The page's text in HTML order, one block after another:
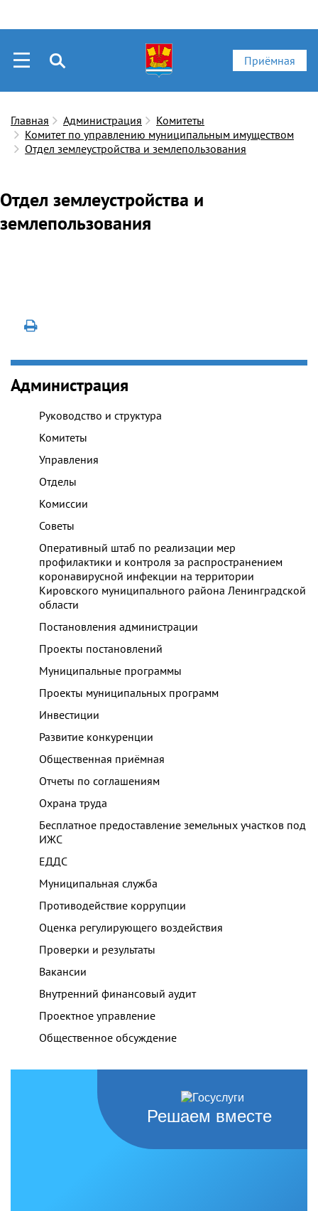
Приёмная
Главная Администрация
Комитеты
Комитет по управлению муниципальным имуществом
Отдел землеустройства и землепользования
Отдел землеустройства и
землепользования
Администрация
Руководство и структура
Комитеты
Управления
Отделы
Комиссии
Советы
Оперативный штаб по реализации мер
профилактики и контроля за распространением
коронавирусной инфекции на территории
Кировского муниципального района Ленинградской
области
Постановления администрации
Проекты постановлений
Муниципальные программы
Проекты муниципальных программ
Инвестиции
Развитие конкуренции
Общественная приёмная
Отчеты по соглашениям
Охрана труда
Бесплатное предоставление земельных участков под
ИЖС
ЕДДС
Муниципальная служба
Противодействие коррупции
Оценка регулирующего воздействия
Проверки и результаты
Вакансии
Внутренний финансовый аудит
Проектное управление
Общественное обсуждение
Решаем вместе